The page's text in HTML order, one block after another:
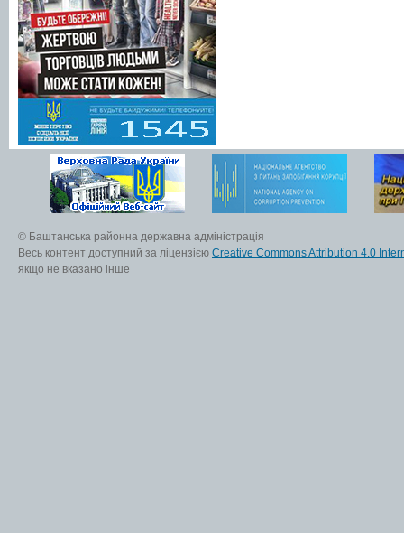
© Баштанська районна державна адміністрація
Весь контент доступний за ліцензією Creative Commons Attribution 4.0
якщо не вказано інше